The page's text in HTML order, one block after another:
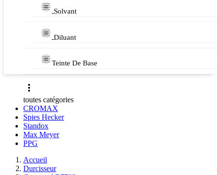
 Solvant
 Diluant
Teinte De Base

toutes catégories
CROMAX
Spies Hecker
Standox
Max Meyer
PPG
Accueil
Durcisseur